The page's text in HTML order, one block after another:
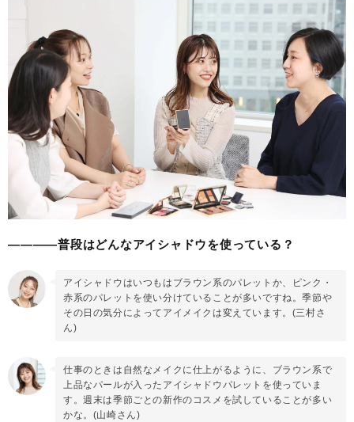
————普段はどんなアイシャドウを使っている？
アイシャドウはいつもはブラウン系のパレットか、ピンク・
赤系のパレットを使い分けていることが多いですね。季節や
その日の気分によってアイメイクは変えています。(三村さ
ん)
仕事のときは自然なメイクに仕上がるように、ブラウン系で
上品なパールが入ったアイシャドウパレットを使っていま
す。週末は季節ごとの新作のコスメを試していることが多い
かな。(山崎さん)